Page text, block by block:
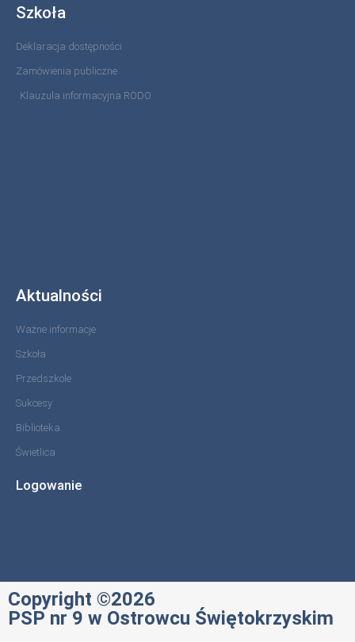
Szkoła
Deklaracja dostępności
Zamówienia publiczne
Klauzula informacyjna RODO
Aktualności
Ważne informacje
Szkoła
Przedszkole
Sukcesy
Biblioteka
Świetlica
Logowanie
Copyright ©2026
PSP nr 9 w Ostrowcu Świętokrzyskim